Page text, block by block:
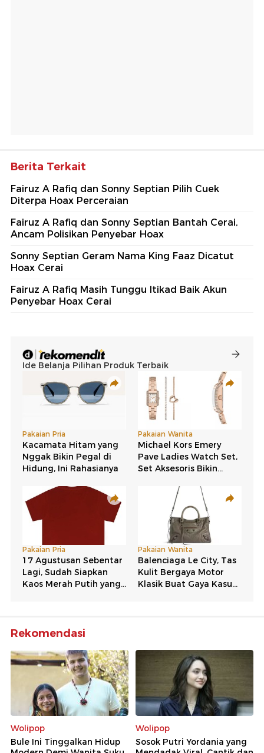
Berita Terkait
Fairuz A Rafiq dan Sonny Septian Pilih Cuek
Diterpa Hoax Perceraian
Fairuz A Rafiq dan Sonny Septian Bantah Cerai,
Ancam Polisikan Penyebar Hoax
Sonny Septian Geram Nama King Faaz Dicatut
Hoax Cerai
Fairuz A Rafiq Masih Tunggu Itikad Baik Akun
Penyebar Hoax Cerai
Rekomendasi
Wolipop
Bule Ini Tinggalkan Hidup
Wolipop
Sosok Putri Yordania yang